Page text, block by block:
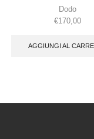
Dodo
€170,00
AGGIUNGI AL